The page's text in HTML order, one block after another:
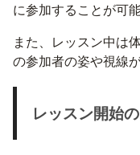
に参加することが可能
また、レッスン中は
の参加者の姿や視線
レッスン開始